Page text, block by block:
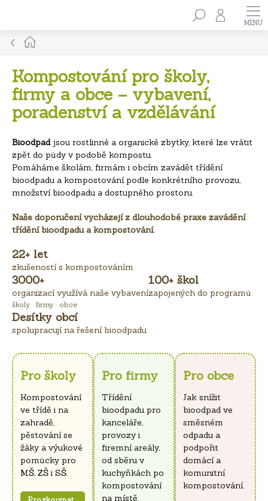
Hledat
Domů
Kompostování pro školy,
firmy a obce – vybavení,
poradenství a vzdělávání
Bioodpadjsou rostlinné a organické zbytky, které lze vrátit
zpět do půdy v podobě kompostu.
Pomáháme školám, firmám i obcím zavádět třídění
bioodpadu a kompostování podle konkrétního provozu,
množství bioodpadu a dostupného prostoru.
Naše doporučení vycházejí z dlouhodobé praxe zavádění
třídění bioodpadu a kompostování.
22+ let
zkušeností s kompostováním
3000+
organizací využívá naše vybavení
školy · firmy · obce
100+ škol
zapojených do programů
Desítky obcí
spolupracují na řešení bioodpadu
Pro školy
Kompostování
ve třídě i na
zahradě,
pěstování se
žáky a výukové
pomůcky pro
MŠ, ZŠ i SŠ.
Pro firmy
Třídění
bioodpadu pro
kanceláře,
provozy i
firemní areály,
od sběru v
kuchyňkách po
kompostování
na místě.
Pro obce
Jak snížit
bioodpad ve
směsném
odpadu a
podpořit
domácí a
komunitní
kompostování.